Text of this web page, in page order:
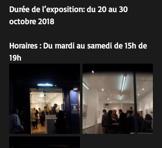
Durée de l’exposition: du 20 au 30
octobre 2018
Horaires : Du mardi au samedi de 15h de
19h